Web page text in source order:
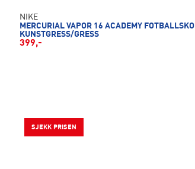
NIKE
MERCURIAL VAPOR 16 ACADEMY FOTBALLSKO
KUNSTGRESS/GRESS
399,-
SJEKK PRISEN